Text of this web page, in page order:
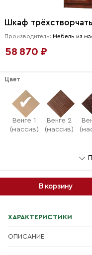
Шкаф
Производитель: Мебель из
58 870 ₽
В корзину
Цвет
Венге 1
(массив)
Венге 2
(массив)
ХАРАКТЕРИСТИКИ
ОПИСАНИЕ